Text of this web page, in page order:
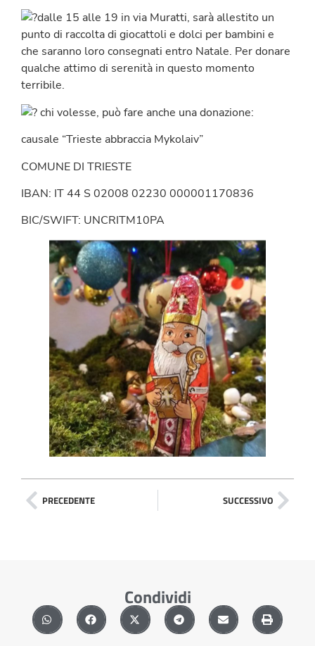
dalle 15 alle 19 in via Muratti, sarà allestito un
punto di raccolta di giocattoli e dolci per bambini e
che saranno loro consegnati entro Natale. Per donare
qualche attimo di serenità in questo momento
terribile.
chi volesse, può fare anche una donazione:
causale “Trieste abbraccia Mykolaiv”
COMUNE DI TRIESTE
IBAN: IT 44 S 02008 02230 000001170836
BIC/SWIFT: UNCRITM10PA
PRECEDENTE SUCCESSIVO
Condividi